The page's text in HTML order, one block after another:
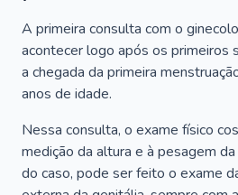
A primeira consulta com o
acontecer logo após os primeiros
a chegada da primeira
anos de idade.
Nessa consulta, o exame físico
medição da altura e à pesagem
do caso, pode ser feito o exame